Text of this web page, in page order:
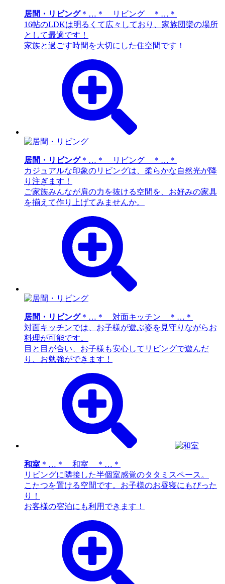
居間・リビング＊…＊ リビング ＊…＊
16帖のLDKは明るくて広々しており、家族団欒の場所
として最適です！
家族と過ごす時間を大切にした住空間です！
居間・リビング＊…＊ リビング ＊…＊
カジュアルな印象のリビングは、柔らかな自然光が降
り注ぎます！
ご家族みんなが肩の力を抜ける空間を、お好みの家具
を揃えて作り上げてみませんか。
居間・リビング＊…＊ 対面キッチン ＊…＊
対面キッチンでは、お子様が遊ぶ姿を見守りながらお
料理が可能です。
目と目が合い、お子様も安心してリビングで遊んだ
り、お勉強ができます！
和室 ＊…＊ 和室 ＊…＊
リビングに隣接した半個室感覚のタタミスペース。
こたつを置ける空間です。お子様のお昼寝にもぴった
り！
お客様の宿泊にも利用できます！